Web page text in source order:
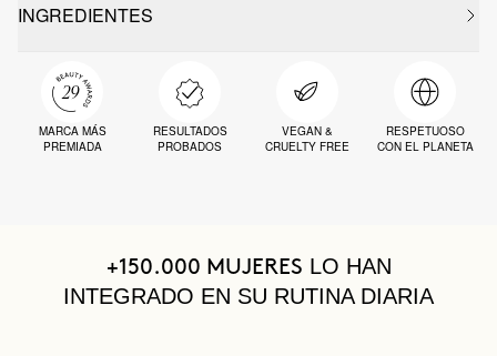
INGREDIENTES
MARCA MÁS
PREMIADA
RESULTADOS
PROBADOS
VEGAN &
CRUELTY FREE
RESPETUOSO
CON EL PLANETA
+150.000 MUJERES LO HAN
INTEGRADO EN SU RUTINA DIARIA